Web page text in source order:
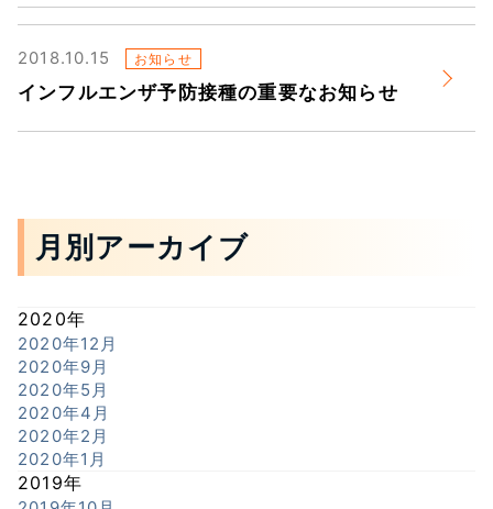
2018.10.15 お知らせ
インフルエンザ予防接種の重要なお知らせ
月別アーカイブ
2020年
2020年12月
2020年9月
2020年5月
2020年4月
2020年2月
2020年1月
2019年